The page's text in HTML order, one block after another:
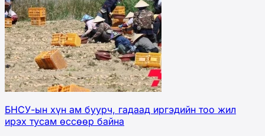
БНСУ-ын хүн ам буурч, гадаад иргэдийн тоо жил
ирэх тусам өссөөр байна